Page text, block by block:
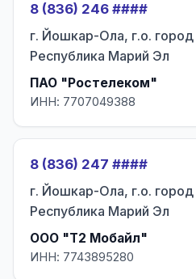
8 (836) 246 ####
г. Йошкар-Ола, г.о.
Республика Марий Эл
ПАО "Ростелеком"
ИНН: 7707049388
8 (836) 247 ####
г. Йошкар-Ола, г.о.
Республика Марий Эл
ООО "Т2 Мобайл"
ИНН: 7743895280